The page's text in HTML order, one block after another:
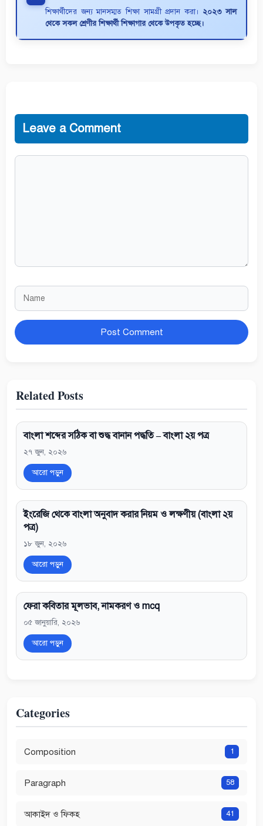
শিক্ষার্থীদের জন্য মানসম্মত শিক্ষা সামগ্রী প্রদান করা। ২০২৩ সাল
থেকে সকল শ্রেণীর শিক্ষার্থী শিক্ষাগার থেকে উপকৃত হচ্ছে।
Leave a Comment
Comment
Name
Website
Related Posts
বাংলা শব্দের সঠিক বা শুদ্ধ বানান পদ্ধতি – বাংলা ২য় পত্র
২৭ জুন, ২০২৬
আরো পড়ুন
ইংরেজি থেকে বাংলা অনুবাদ করার নিয়ম ও লক্ষণীয় (বাংলা ২য়
পত্র)
১৮ জুন, ২০২৬
আরো পড়ুন
ফেরা কবিতার মূলভাব, নামকরণ ও mcq
০৫ জানুয়ারি, ২০২৬
আরো পড়ুন
Categories
Composition 1
Paragraph 58
আকাইদ ও ফিকহ 41